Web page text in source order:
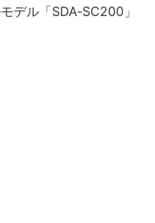
デル「SDA‑SC200」